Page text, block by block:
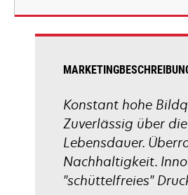
Konstant hohe
Zuverlässig über
Lebensdauer.
Nachhaltigkeit.
"schüttelfreies"